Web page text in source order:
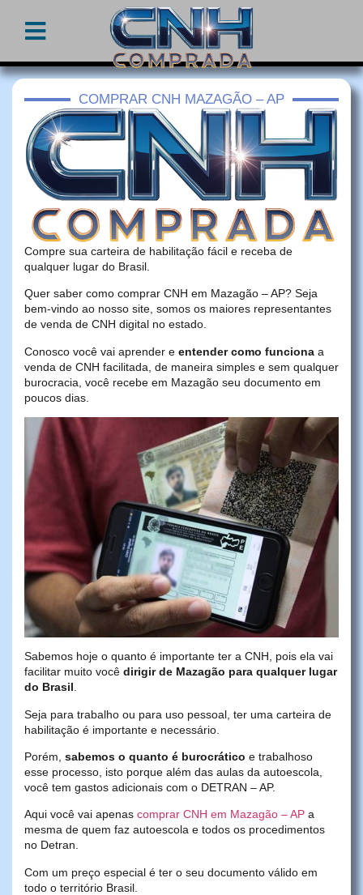
COMPRAR CNH MAZAGÃO – AP
Compre sua carteira de habilitação fácil e receba de
qualquer lugar do Brasil.
Quer saber como comprar CNH em Mazagão – AP? Seja
bem-vindo ao nosso site, somos os maiores representantes
de venda de CNH digital no estado.
Conosco você vai aprender e entender como funciona a
venda de CNH facilitada, de maneira simples e sem qualquer
burocracia, você recebe em Mazagão seu documento em
poucos dias.
Sabemos hoje o quanto é importante ter a CNH, pois ela vai
facilitar muito você dirigir de Mazagão para qualquer lugar
do Brasil.
Seja para trabalho ou para uso pessoal, ter uma carteira de
habilitação é importante e necessário.
Porém, sabemos o quanto é burocrático e trabalhoso
esse processo, isto porque além das aulas da autoescola,
você tem gastos adicionais com o DETRAN – AP.
Aqui você vai apenas comprar CNH em Mazagão – AP a
mesma de quem faz autoescola e todos os procedimentos
no Detran.
Com um preço especial é ter o seu documento válido em
todo o território Brasil.